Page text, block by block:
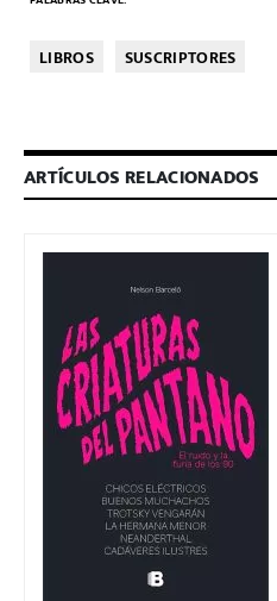
LIBROS SUSCRIPTORES
ARTÍCULOS RELACIONADOS